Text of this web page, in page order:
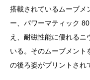
搭載されているムーブメ
ー、パワーマティック
え、耐磁性能に優れる
いる。そのムーブメント
の後ろ姿がプリントされ